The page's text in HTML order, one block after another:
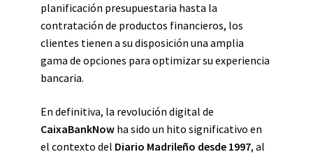
planificación presupuestaria hasta la
contratación de productos financieros, los
clientes tienen a su disposición una amplia
gama de opciones para optimizar su experiencia
bancaria.
En definitiva, la revolución digital de
CaixaBankNow ha sido un hito significativo en
el contexto del Diario Madrileño desde 1997, al